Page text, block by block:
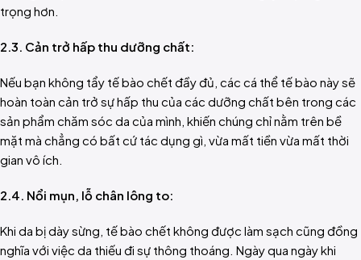
trọng hơn.
2.3. Cản trở hấp thu dưỡng chất:
Nếu bạn không tẩy tế bào chết đầy đủ, các cá thể tế bào này sẽ
hoàn toàn cản trở sự hấp thu của các dưỡng chất bên trong các
sản phẩm chăm sóc da của mình, khiến chúng chỉ nằm trên bề
mặt mà chẳng có bất cứ tác dụng gì, vừa mất tiền vừa mất thời
gian vô ích.
2.4. Nổi mụn, lỗ chân lông to:
Khi da bị dày sừng, tế bào chết không được làm sạch cũng đồng
nghĩa với việc da thiếu đi sự thông thoáng. Ngày qua ngày khi